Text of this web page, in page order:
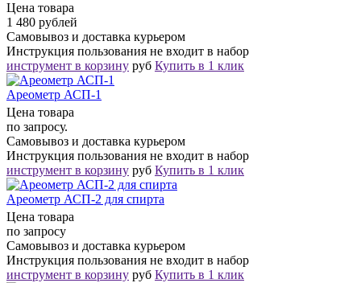
Цена товара
1 480 рублей
Самовывоз и доставка курьером
Инструкция пользования не входит в набор
инструмент в корзину руб Купить в 1 клик
Ареометр АСП-1
Цена товара
по запросу.
Самовывоз и доставка курьером
Инструкция пользования не входит в набор
инструмент в корзину руб Купить в 1 клик
Ареометр АСП-2 для спирта
Цена товара
по запросу
Самовывоз и доставка курьером
Инструкция пользования не входит в набор
инструмент в корзину руб Купить в 1 клик